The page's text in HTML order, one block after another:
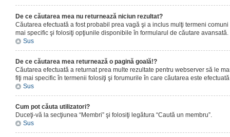
De ce căutarea mea nu returnează niciun rezultat?
Căutarea efectuată a fost probabil prea vagă şi a inclus mulţi termeni
mai specific şi folosiţi opţiunile disponibile în formularul de căutare avansată.
Sus
De ce căutarea mea returnează o pagină goală!?
Căutarea efectuată a returnat prea multe rezultate pentru webserver să le
fiţi mai specific în termenii folosiţi şi forumurile în care căutarea este
Sus
Cum pot căuta utilizatori?
Duceţi-vă la secţiunea “Membri” şi folosiţi legătura “Caută un membru”.
Sus